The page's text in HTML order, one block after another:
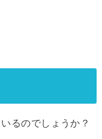
るのでしょうか？